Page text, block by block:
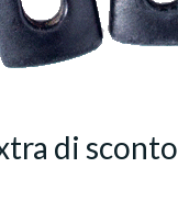
di sconto